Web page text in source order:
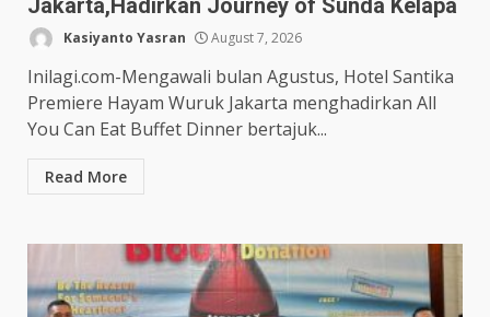
Jakarta,Hadirkan Journey of Sunda Kelapa
Kasiyanto Yasran August 7, 2026
Inilagi.com-Mengawali bulan Agustus, Hotel Santika
Premiere Hayam Wuruk Jakarta menghadirkan All
You Can Eat Buffet Dinner bertajuk...
Read More